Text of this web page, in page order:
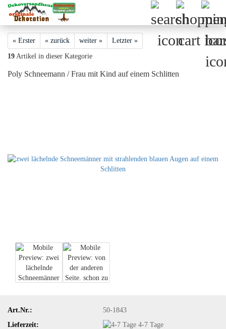
« Erster « zurück weiter » Letzter »
19 Artikel in dieser Kategorie
Poly Schneemann / Frau mit Kind auf einem Schlitten
Art.Nr.:
50-1843
Lieferzeit:
4-7 Tage